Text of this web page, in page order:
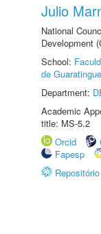
Julio
National
Development
School:
de
Department:
Academic
title: MS-5.2
Orcid
Fapesp